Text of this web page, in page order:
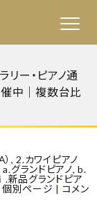
リー・ピアノ通
催中｜複数台比
, 2.カワイピアノ
a.グランドピアノ,b.
ⅰ.新品グランドピア
個別ページ | コメン